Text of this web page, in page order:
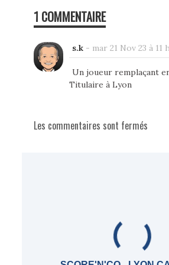
1 COMMENTAIRE
s.k- mar 21 Nov 23 à 11
Un joueur remplaçant
Titulaire à Lyon
Les commentaires sont fermés